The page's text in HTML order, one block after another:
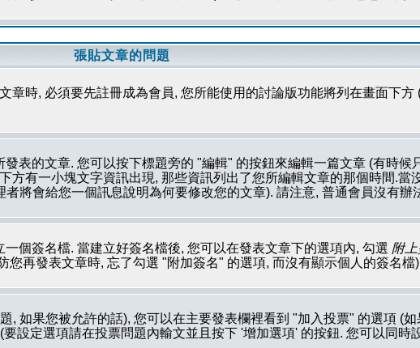
張貼文章的問題
時, 必須要先註冊成為會員, 您所能使用的討論版功能將列在畫面下方
表的文章. 您可以按下標題旁的 "編輯" 的按鈕來編輯一篇文章 (有時候
方有一小塊文字資訊出現, 那些資訊列出了您所編輯文章的那個時間.當
將會給您一個訊息說明為何要修改您的文章). 請注意, 普通會員沒有辦
個簽名檔. 當建立好簽名檔後, 您可以在發表文章下的選項內, 勾選 附
再發表文章時, 忘了勾選 "附加簽名" 的選項, 而沒有顯示個人的簽名檔)
如果您被允許的話), 您可以在主要發表欄裡看到 "加入投票" 的選項 (
設定選項請在投票問題內輸文並且按下 '增加選項' 的按鈕. 您可以同時